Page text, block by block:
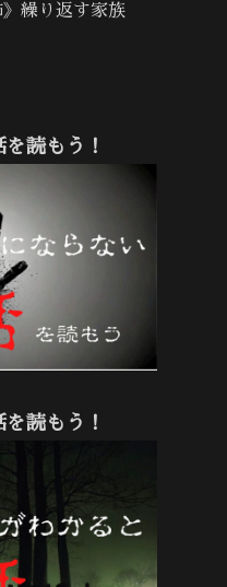
》繰り返す家族
読もう！
読もう！